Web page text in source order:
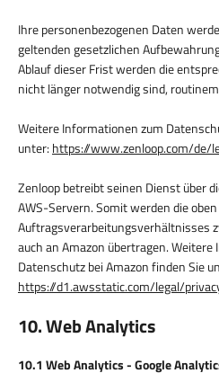
Ihre personenbezogenen Daten
geltenden gesetzlichen
Ablauf dieser Frist werden die
nicht länger notwendig sind,
Weitere Informationen zum
unter: https://www.zenloop.com/de/
Zenloop betreibt seinen Dienst über
AWS-Servern. Somit werden die
Auftragsverarbeitungsverhältnisses
auch an Amazon übertragen.
Datenschutz bei Amazon finden Sie
https://d1.awsstatic.com/legal/
10. Web Analytics
10.1 Web Analytics - Google